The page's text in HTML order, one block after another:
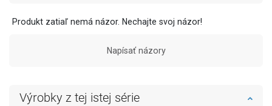
Produkt zatiaľ nemá názor. Nechajte svoj názor!
Napísať názory
Výrobky z tej istej série